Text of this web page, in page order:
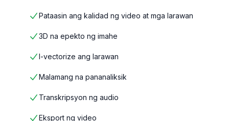
Pataasin ang kalidad ng video at mga larawan
3D na epekto ng imahe
I-vectorize ang larawan
Malamang na pananaliksik
Transkripsyon ng audio
Eksport ng video